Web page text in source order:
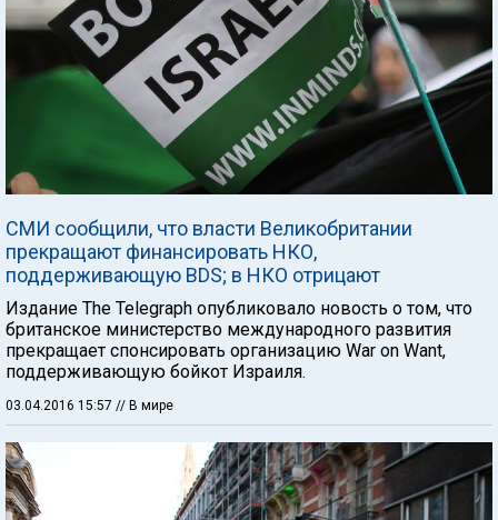
СМИ сообщили, что власти Великобритании
прекращают финансировать НКО,
поддерживающую BDS; в НКО отрицают
Издание The Telegraph опубликовало новость о том, что
британское министерство международного развития
прекращает спонсировать организацию War on Want,
поддерживающую бойкот Израиля.
03.04.2016 15:57 // В мире